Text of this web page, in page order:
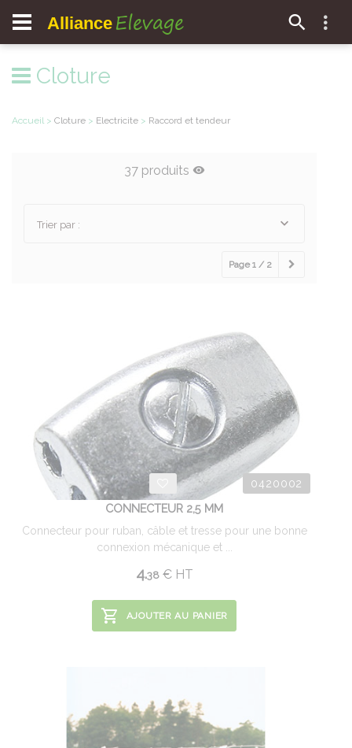
Alliance Elevage
Cloture
Accueil > Cloture > Electricite > Raccord et tendeur
37 produits
Trier par :
Page 1 / 2
0420002
CONNECTEUR 2,5 MM
Connecteur pour ruban, câble et tresse pour une bonne
connexion mécanique et ...
4.38 €HT
AJOUTER AU PANIER